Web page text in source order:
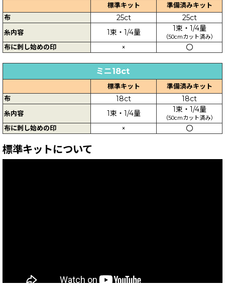
標準キット
準備済みキット
布
25ct 25ct
糸内容 1束・1/4量 1束・1/4量
（50cmカット済み）
布に刺し始めの印 × 〇
ミニ18ct
標準キット
準備済みキット
布
18ct 18ct
糸内容 1束・1/4量 1束・1/4量
（50cmカット済み）
布に刺し始めの印 × 〇
標準キットについて